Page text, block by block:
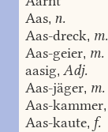
Aas, n.
Aas-dreck, m.
Aas-geier, m.
aasig, Adj.
Aas-jäger, m.
Aas-kammer,
Aas-kaute, f.